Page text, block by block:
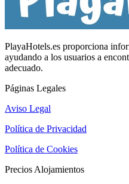
PlayaHotels.es proporciona
ayudando a los usuarios a
adecuado.
Páginas Legales
Aviso Legal
Política de Privacidad
Política de Cookies
Precios Alojamientos